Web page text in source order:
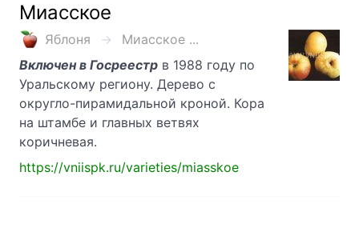
Миасское
Яблоня
Миасское ...
Включен в Госреестр в 1988 году по
Уральскому региону. Дерево с
округло-пирамидальной кроной. Кора
на штамбе и главных ветвях
коричневая.
https://vniispk.ru/varieties/miasskoe